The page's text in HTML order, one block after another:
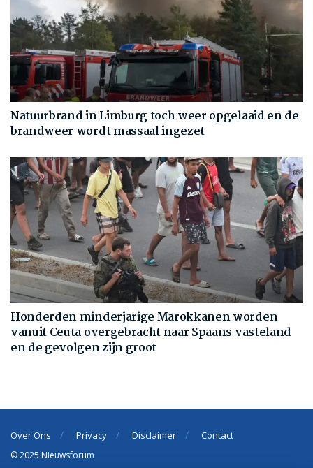
Natuurbrand in Limburg toch weer opgelaaid en de
brandweer wordt massaal ingezet
Honderden minderjarige Marokkanen worden
vanuit Ceuta overgebracht naar Spaans vasteland
en de gevolgen zijn groot
Over Ons Privacy Disclaimer Contact
© 2025 Nieuwsforum